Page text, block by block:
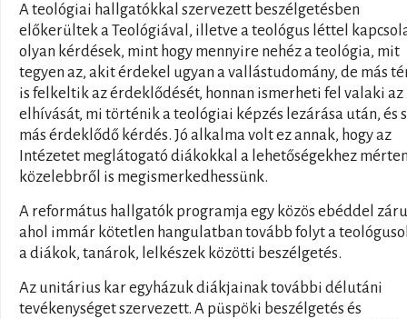
A teológiai hallgatókkal szervezett beszélgetésben
előkerültek a Teológiával, illetve a teológus léttel
olyan kérdések, mint hogy mennyire nehéz a teológia, mit
tegyen az, akit érdekel ugyan a vallástudomány, de más
is felkeltik az érdeklődését, honnan ismerheti fel valaki az
elhívását, mi történik a teológiai képzés lezárása után, és
más érdeklődő kérdés. Jó alkalma volt ez annak, hogy az
Intézetet meglátogató diákokkal a lehetőségekhez
közelebbről is megismerkedhessünk.
A református hallgatók programja egy közös ebéddel
ahol immár kötetlen hangulatban tovább folyt a
a diákok, tanárok, lelkészek közötti beszélgetés.
Az unitárius kar egyházuk diákjainak további délutáni
tevékenységet szervezett. A püspöki beszélgetés és